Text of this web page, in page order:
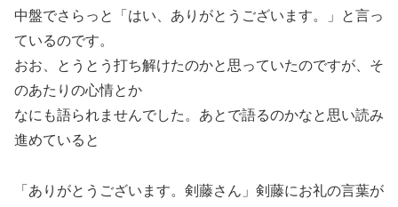
中盤でさらっと「はい、ありがとうございます。」と言っ
ているのです。
おお、とうとう打ち解けたのかと思っていたのですが、そ
のあたりの心情とか
なにも語られませんでした。あとで語るのかなと思い読み
進めていると
「ありがとうございます。剣藤さん」剣藤にお礼の言葉が